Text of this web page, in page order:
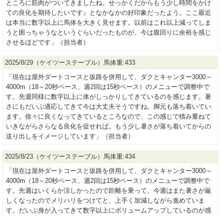
ところに筋肉がついてきましたね。せっかくだからもう少し時間をかけ
ての良化を期待したいです』となかなかの好印象だったよう。ここ最近
は本当に数字以上に馬体を大きく見せます。以前はこれ以上減ってしま
うと困っちゃうなというぐらいだったものが、今は腹回りに余裕を感じ
させるほどです」（担当者）
2025/8/29（ケイツーステーブル）馬体重:433
「現在は屋外ダートコースと坂路を併用して、ダクとキャンター3000～
4000m（18～20秒ペース、週2回は15秒ペース）のメニューで調整中で
す。先週同様に数字以上に体がしっかりしてきているのを感じます。暑
さにもだいぶ適応してきて今は大丈夫そうですね。脚元も落ち着いてい
ます。徐々に良くなってきているところなので、この感じで積み重ねて
いきながらさらなる良化を促せれば。もう少し暑さが落ち着いてからの
送り出しをイメージしています」（担当者）
2025/8/23（ケイツーステーブル）馬体重:434
「現在は屋外ダートコースと坂路を併用して、ダクとキャンター3000～
4000m（18～20秒ペース、週2回は15秒ペース）のメニューで調整中で
す。先週はいくらか涼しかったので距離を乗って、今週はまた暑さが厳
しくなったのでメリハリをつけてと、上手く加減しながら進めていま
す。だいぶ身が入ってきて数字以上にボリュームアップしているのが感